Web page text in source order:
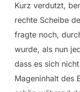
Kurz verdutzt,
rechte Scheibe
fragte noch,
wurde, als nun
dass es sich
Mageninhalt des